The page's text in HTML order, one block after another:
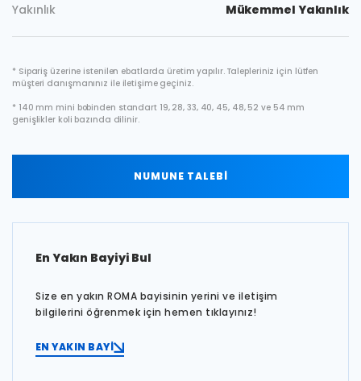
Yakınlık Mükemmel Yakınlık
* Sipariş üzerine istenilen ebatlarda üretim yapılır. Talepleriniz için lütfen
müşteri danışmanınız ile iletişime geçiniz.
* 140 mm mini bobinden standart 19, 28, 33, 40, 45, 48, 52 ve 54 mm
genişlikler koli bazında dilinir.
NUMUNE TALEBİ
En Yakın Bayiyi Bul
Size en yakın ROMA bayisinin yerini ve iletişim
bilgilerini öğrenmek için hemen tıklayınız!
EN YAKIN BAYİ